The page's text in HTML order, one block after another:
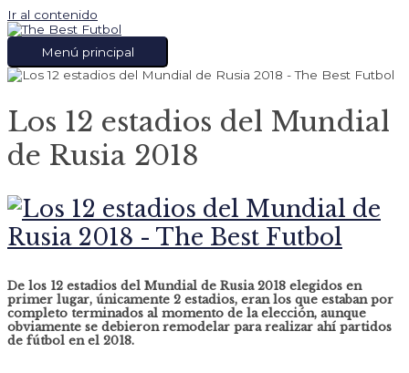
Ir al contenido
Menú principal
Los 12 estadios del Mundial
de Rusia 2018
De los 12 estadios del Mundial de Rusia 2018 elegidos en
primer lugar, únicamente 2 estadios, eran los que estaban por
completo terminados al momento de la elección, aunque
obviamente se debieron remodelar para realizar ahí partidos
de fútbol en el 2018.